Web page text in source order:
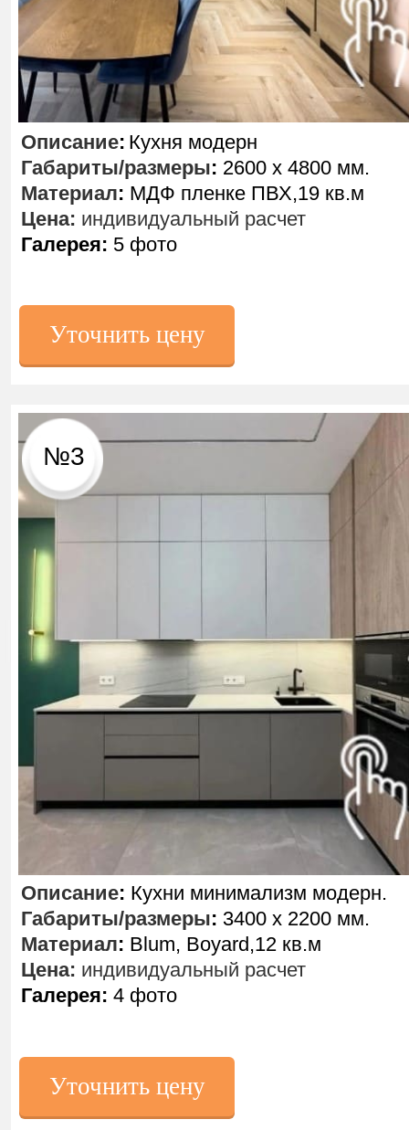
Описание:
Габариты/размеры: 2600 х 4800 мм.
Материал: МДФ пленке ПВХ,19 кв.м
Цена: индивидуальный расчет
Галерея: 5 фото
Уточнить цену
№3
Описание: Кухни минимализм модерн.
Габариты/размеры: 3400 х 2200 мм.
Материал: Blum, Boyard,12 кв.м
Цена: индивидуальный расчет
Галерея: 4 фото
Уточнить цену
Кухня модерн